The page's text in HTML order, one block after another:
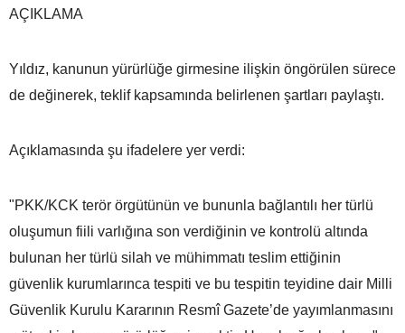
AÇIKLAMA
Yıldız, kanunun yürürlüğe girmesine ilişkin öngörülen sürece
de değinerek, teklif kapsamında belirlenen şartları paylaştı.
Açıklamasında şu ifadelere yer verdi:
"PKK/KCK terör örgütünün ve bununla bağlantılı her türlü
oluşumun fiili varlığına son verdiğinin ve kontrolü altında
bulunan her türlü silah ve mühimmatı teslim ettiğinin
güvenlik kurumlarınca tespiti ve bu tespitin teyidine dair Milli
Güvenlik Kurulu Kararının Resmî Gazete’de yayımlanmasını